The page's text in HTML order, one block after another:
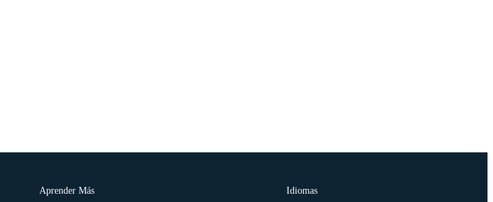
Aprender Más Idiomas